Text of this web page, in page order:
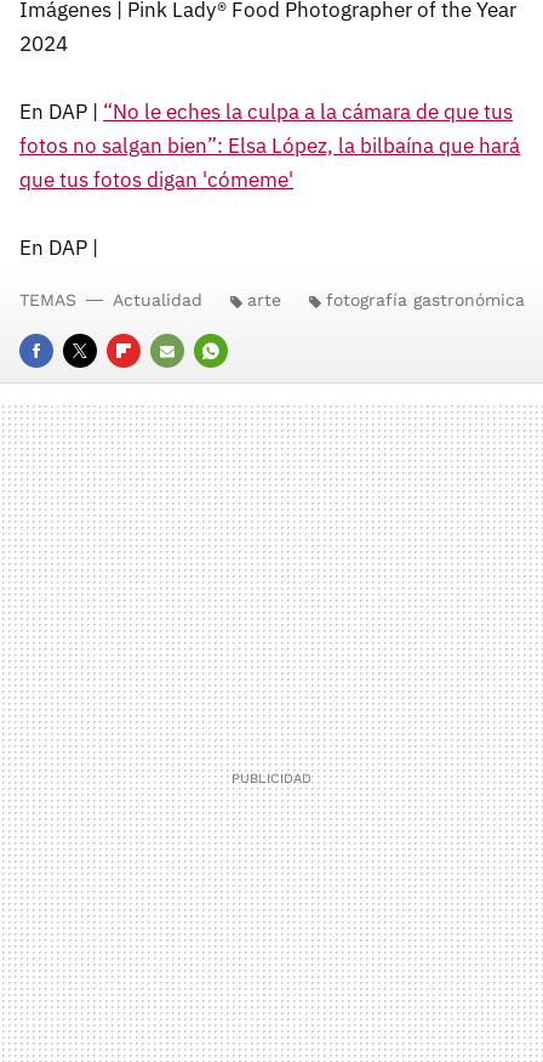
Imágenes | Pink Lady® Food Photographer of the Year
2024
En DAP | “No le eches la culpa a la cámara de que tus
fotos no salgan bien”: Elsa López, la bilbaína que hará
que tus fotos digan 'cómeme'
En DAP |
FACEBOOK
TWITTERFLIPBOARD
E-
MAIL
WHATSAPP
TEMAS Actualidad arte fotografía gastronómica